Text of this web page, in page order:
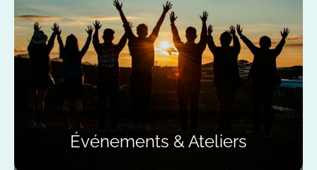
Événements & Ateliers